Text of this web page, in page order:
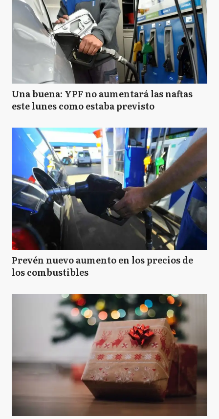
Una buena: YPF no aumentará las naftas
este lunes como estaba previsto
Prevén nuevo aumento en los precios de
los combustibles